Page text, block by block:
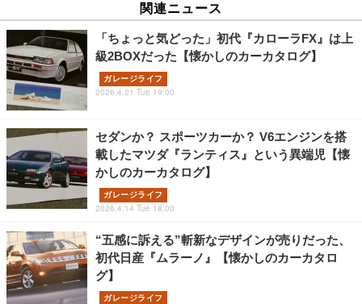
関連ニュース
「ちょっと気どった」初代『カローラFX』は上
級2BOXだった【懐かしのカーカタログ】
ガレージライフ
2026.4.21 Tue 19:00
セダンか？ スポーツカーか？ V6エンジンを搭
載したマツダ『ランティス』という異端児【懐
かしのカーカタログ】
ガレージライフ
2026.4.14 Tue 18:00
“五感に訴える”斬新なデザインが売りだった、
初代日産『ムラーノ』【懐かしのカーカタロ
グ】
ガレージライフ